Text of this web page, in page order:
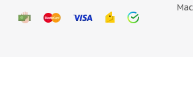
(Д) NZ SH599 5.5x14/4x98 ET35